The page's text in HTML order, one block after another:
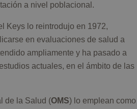
a nivel poblacional.
Keys lo reintrodujo en 1972,
en evaluaciones de salud a
ampliamente y ha pasado a
actuales, en el ámbito de las
de la Salud (OMS) lo emplean como